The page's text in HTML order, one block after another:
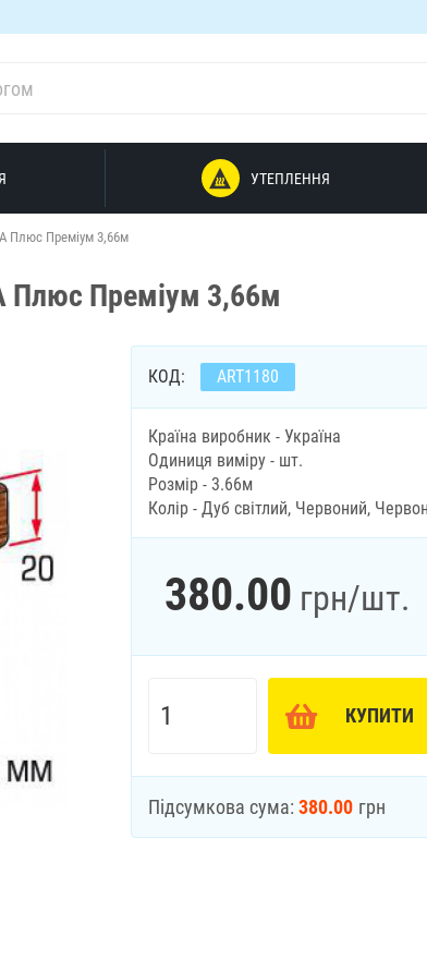
УТЕПЛЕННЯ
Плюс Преміум 3,66м
Плюс Преміум 3,66м
КОД: ART1180
Країна виробник - Україна
Одиниця виміру - шт.
Розмір - 3.66м
Колір - Дуб світлий, Червоний,
380.00 грн/шт.
КУПИТИ
Підсумкова сума: 380.00 грн